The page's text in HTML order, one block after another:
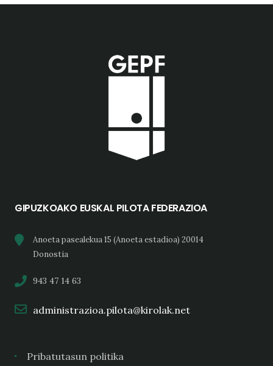
GIPUZKOAKO EUSKAL PILOTA FEDERAZIOA
Anoeta pasealekua 15 (Anoeta estadioa) 20014
Donostia
943 47 14 63
administrazioa.pilota@kirolak.net
Pribatutasun politika